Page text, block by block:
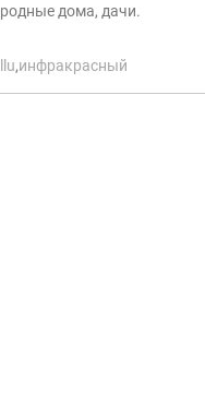
дома, дачи.
,инфракрасный